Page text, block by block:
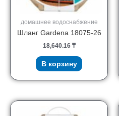
домашнее водоснабжение
Шланг Gardena 18075-26
18,640.16 ₸
В корзину